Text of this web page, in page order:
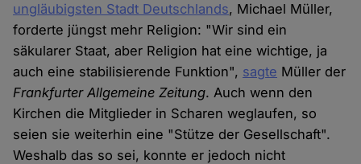
ungläubigsten Stadt Deutschlands, Michael Müller,
forderte jüngst mehr Religion: "Wir sind ein
säkularer Staat, aber Religion hat eine wichtige, ja
auch eine stabilisierende Funktion", sagte Müller der
Frankfurter Allgemeine Zeitung. Auch wenn den
Kirchen die Mitglieder in Scharen weglaufen, so
seien sie weiterhin eine "Stütze der Gesellschaft".
Weshalb das so sei, konnte er jedoch nicht